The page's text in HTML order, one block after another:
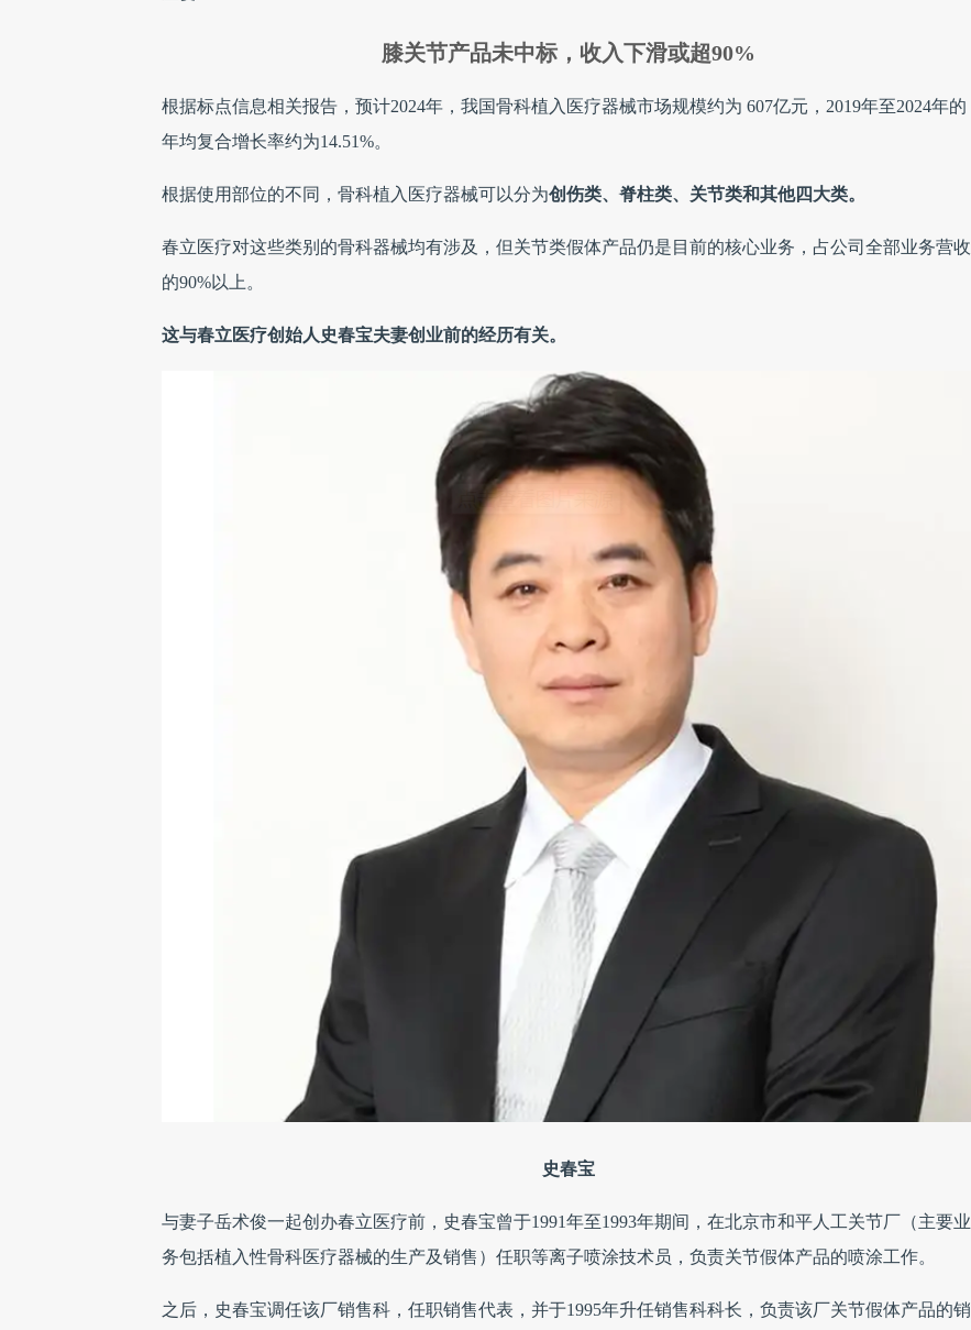
膝关节产品未中标，收入下滑或超90%
根据标点信息相关报告，预计2024年，我国骨科植入医疗器械市场规模约为 607亿元，2019年至2024年的
年均复合增长率约为14.51%。
根据使用部位的不同，骨科植入医疗器械可以分为创伤类、脊柱类、关节类和其他四大类。
春立医疗对这些类别的骨科器械均有涉及，但关节类假体产品仍是目前的核心业务，占公司全部业务营收
的90%以上。
这与春立医疗创始人史春宝夫妻创业前的经历有关。
史春宝
与妻子岳术俊一起创办春立医疗前，史春宝曾于1991年至1993年期间，在北京市和平人工关节厂（主要业
务包括植入性骨科医疗器械的生产及销售）任职等离子喷涂技术员，负责关节假体产品的喷涂工作。
之后，史春宝调任该厂销售科，任职销售代表，并于1995年升任销售科科长，负责该厂关节假体产品的销